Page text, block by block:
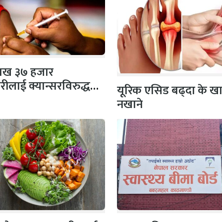
३७ हजार
क्यान्सरविरुद्धको यूरिक एसिड बढ्दा के
नखाने